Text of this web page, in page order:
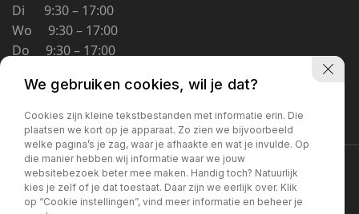
Di 9:30 – 17:00
Wo 9:30 – 17:00
Do 9:30 – 17:00
Za 9:30 – 16:00
Zo Gesloten
Privacybeleid
We gebruiken cookies, wil je dat?
Cookies zijn kleine tekstbestanden met informatie erin. Die
plaatsen we kort op je apparaat. Zo zien we bijvoorbeeld
welke pagina’s je zag, waar je afhaakte en wat je invulde. Op
die manier hebben wij informatie waar we jouw
websitebezoek beter mee maken. Handig toch? Natuurlijk
kies je zelf of je dat toestaat. Daar zijn we eerlijk over. Klik
op “Cookie instellingen”, vind meer informatie en beheer je